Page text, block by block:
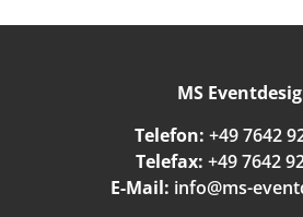
MS
Telefon: +49 7642
Telefax: +49 7642
E-Mail: info@ms-